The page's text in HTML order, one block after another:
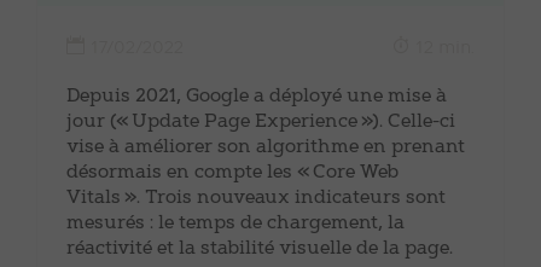
Depuis 2021, Google a déployé une mise à
jour (« Update Page Experience »). Celle-ci
vise à améliorer son algorithme en prenant
désormais en compte les « Core Web
Vitals ». Trois nouveaux indicateurs sont
mesurés : le temps de chargement, la
réactivité et la stabilité visuelle de la page.